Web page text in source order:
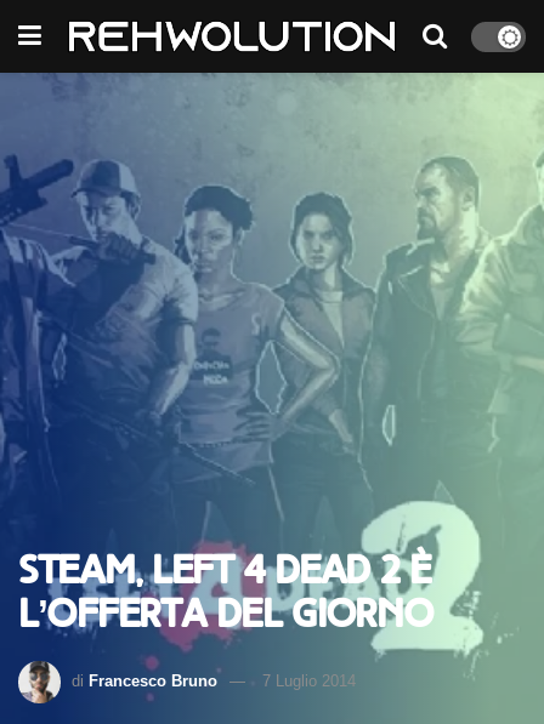
Steam, Left 4 Dead 2 è
l’offerta del giorno
di Francesco Bruno 7 Luglio 2014